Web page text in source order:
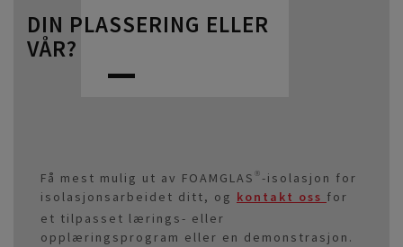
DIN PLASSERING ELLER
VÅR?
Få mest mulig ut av FOAMGLAS®-isolasjon for
isolasjonsarbeidet ditt, og kontakt oss for
et tilpasset lærings- eller
opplæringsprogram eller en demonstrasjon.